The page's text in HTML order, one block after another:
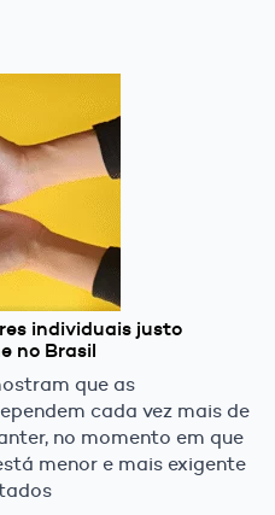
individuais justo
no Brasil
que as
cada vez mais de
no momento em que
menor e mais exigente